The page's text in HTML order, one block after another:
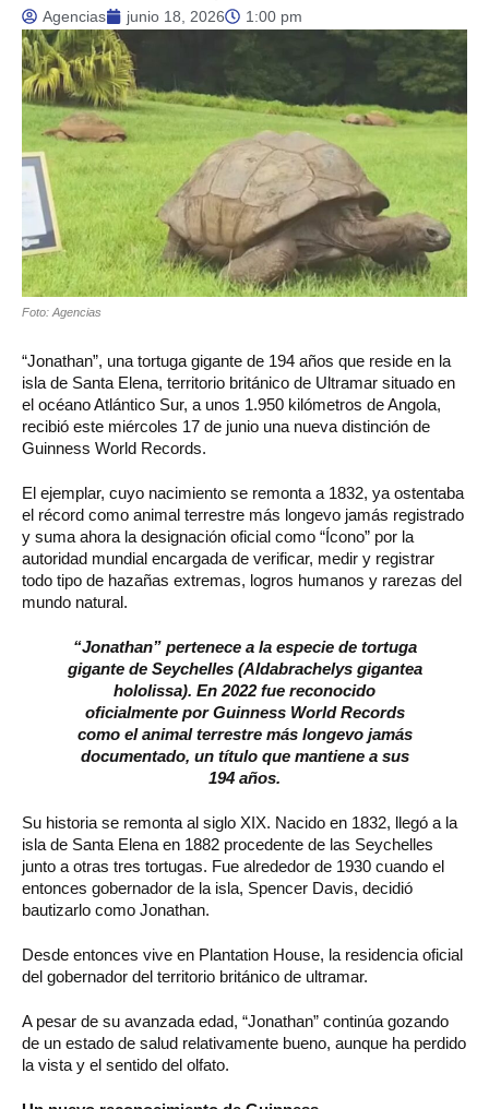
Agencias junio 18, 2026 1:00 pm
Foto: Agencias
“Jonathan”, una tortuga gigante de 194 años que reside en la
isla de Santa Elena, territorio británico de Ultramar situado en
el océano Atlántico Sur, a unos 1.950 kilómetros de Angola,
recibió este miércoles 17 de junio una nueva distinción de
Guinness World Records.
El ejemplar, cuyo nacimiento se remonta a 1832, ya ostentaba
el récord como animal terrestre más longevo jamás registrado
y suma ahora la designación oficial como “Ícono” por la
autoridad mundial encargada de verificar, medir y registrar
todo tipo de hazañas extremas, logros humanos y rarezas del
mundo natural.
“Jonathan” pertenece a la especie de tortuga
gigante de Seychelles (Aldabrachelys gigantea
hololissa). En 2022 fue reconocido
oficialmente por Guinness World Records
como el animal terrestre más longevo jamás
documentado, un título que mantiene a sus
194 años.
Su historia se remonta al siglo XIX. Nacido en 1832, llegó a la
isla de Santa Elena en 1882 procedente de las Seychelles
junto a otras tres tortugas. Fue alrededor de 1930 cuando el
entonces gobernador de la isla, Spencer Davis, decidió
bautizarlo como Jonathan.
Desde entonces vive en Plantation House, la residencia oficial
del gobernador del territorio británico de ultramar.
A pesar de su avanzada edad, “Jonathan” continúa gozando
de un estado de salud relativamente bueno, aunque ha perdido
la vista y el sentido del olfato.